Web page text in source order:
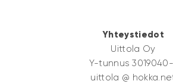
Yhteystiedot
Uittola Oy
Y-tunnus
uittola @